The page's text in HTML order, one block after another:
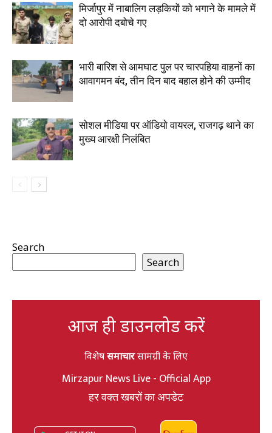
मिर्जापुर में नाबालिग लड़कियों को भगाने के मामले में
दो आरोपी दबोचे गए
भारी बारिश से आमघाट पुल पर चारपहिया वाहनों का
आवागमन बंद, तीन दिन बाद बहाल होने की उम्मीद
सोशल मीडिया पर ऑडियो वायरल, राजगढ़ थाने का
मुख्य आरक्षी निलंबित
Search
Search
आज ही डाउनलोड करें
विशेषसमाचारसामग्री के लिए
Mirzapur News Live - Official App
हर वक्त खबरों का अपडेट